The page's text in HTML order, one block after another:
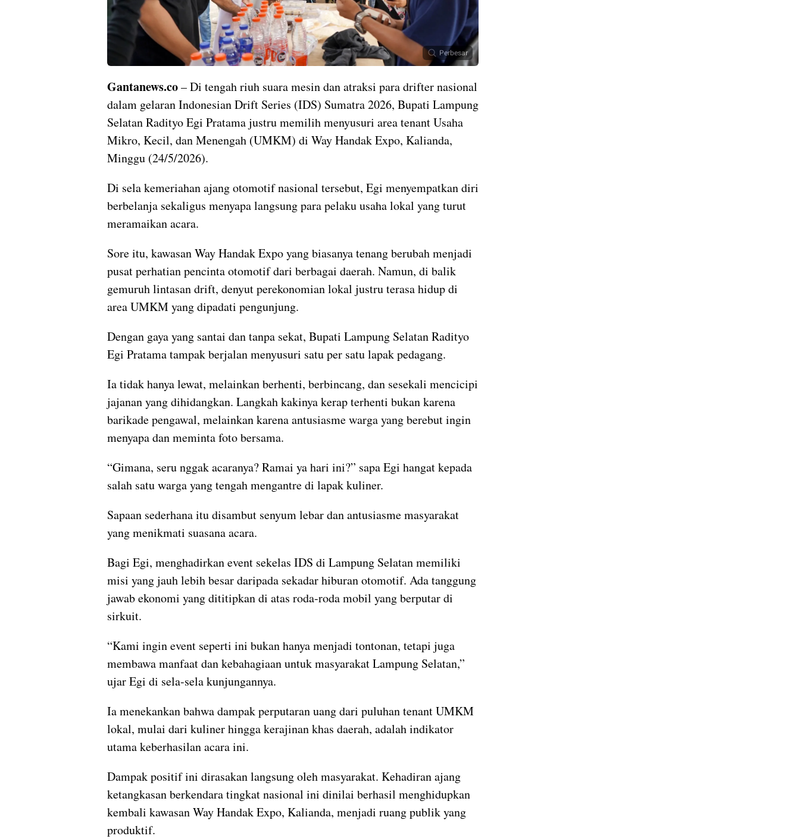
Perbesar
Gantanews.co– Di tengah riuh suara mesin dan atraksi para drifter nasional
dalam gelaran Indonesian Drift Series (IDS) Sumatra 2026, Bupati Lampung
Selatan Radityo Egi Pratama justru memilih menyusuri area tenant Usaha
Mikro, Kecil, dan Menengah (UMKM) di Way Handak Expo, Kalianda,
Minggu (24/5/2026).
Di sela kemeriahan ajang otomotif nasional tersebut, Egi menyempatkan diri
berbelanja sekaligus menyapa langsung para pelaku usaha lokal yang turut
meramaikan acara.
Sore itu, kawasan Way Handak Expo yang biasanya tenang berubah menjadi
pusat perhatian pencinta otomotif dari berbagai daerah. Namun, di balik
gemuruh lintasan drift, denyut perekonomian lokal justru terasa hidup di
area UMKM yang dipadati pengunjung.
Dengan gaya yang santai dan tanpa sekat, Bupati Lampung Selatan Radityo
Egi Pratama tampak berjalan menyusuri satu per satu lapak pedagang.
Ia tidak hanya lewat, melainkan berhenti, berbincang, dan sesekali mencicipi
jajanan yang dihidangkan. Langkah kakinya kerap terhenti bukan karena
barikade pengawal, melainkan karena antusiasme warga yang berebut ingin
menyapa dan meminta foto bersama.
“Gimana, seru nggak acaranya? Ramai ya hari ini?” sapa Egi hangat kepada
salah satu warga yang tengah mengantre di lapak kuliner.
Sapaan sederhana itu disambut senyum lebar dan antusiasme masyarakat
yang menikmati suasana acara.
Bagi Egi, menghadirkan event sekelas IDS di Lampung Selatan memiliki
misi yang jauh lebih besar daripada sekadar hiburan otomotif. Ada tanggung
jawab ekonomi yang dititipkan di atas roda-roda mobil yang berputar di
sirkuit.
“Kami ingin event seperti ini bukan hanya menjadi tontonan, tetapi juga
membawa manfaat dan kebahagiaan untuk masyarakat Lampung Selatan,”
ujar Egi di sela-sela kunjungannya.
Ia menekankan bahwa dampak perputaran uang dari puluhan tenant UMKM
lokal, mulai dari kuliner hingga kerajinan khas daerah, adalah indikator
utama keberhasilan acara ini.
Dampak positif ini dirasakan langsung oleh masyarakat. Kehadiran ajang
ketangkasan berkendara tingkat nasional ini dinilai berhasil menghidupkan
kembali kawasan Way Handak Expo, Kalianda, menjadi ruang publik yang
produktif.